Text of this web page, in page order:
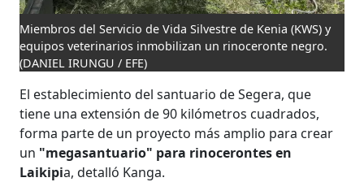
Miembros del Servicio de Vida Silvestre de Kenia (KWS) y
equipos veterinarios inmobilizan un rinoceronte negro.
(DANIEL IRUNGU / EFE)
El establecimiento del santuario de Segera, que
tiene una extensión de 90 kilómetros cuadrados,
forma parte de un proyecto más amplio para crear
un "megasantuario" para rinocerontes en
Laikipia, detalló Kanga.